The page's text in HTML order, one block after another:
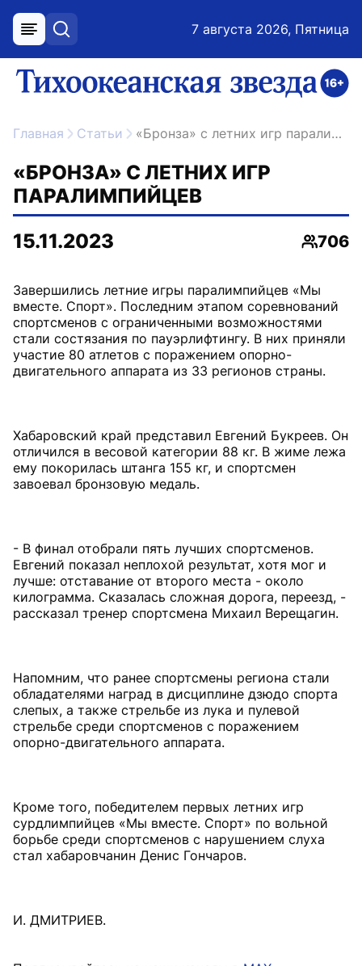
меню поиск 7 августа 2026, Пятница
ссылка на главную
Главная Статьи «Бронза» с летних игр паралимпийцев
«БРОНЗА» С ЛЕТНИХ ИГР
ПАРАЛИМПИЙЦЕВ
15.11.2023
706
Завершились летние игры паралимпийцев «Мы
вместе. Спорт». Последним этапом соревнований
спортсменов с ограниченными возможностями
стали состязания по пауэрлифтингу. В них приняли
участие 80 атлетов с поражением опорно-
двигательного аппарата из 33 регионов страны.
Хабаровский край представил Евгений Букреев. Он
отличился в весовой категории 88 кг. В жиме лежа
ему покорилась штанга 155 кг, и спортсмен
завоевал бронзовую медаль.
- В финал отобрали пять лучших спортсменов.
Евгений показал неплохой результат, хотя мог и
лучше: отставание от второго места - около
килограмма. Сказалась сложная дорога, переезд, -
рассказал тренер спортсмена Михаил Верещагин.
Напомним, что ранее спортсмены региона стали
обладателями наград в дисциплине дзюдо спорта
слепых, а также стрельбе из лука и пулевой
стрельбе среди спортсменов с поражением
опорно-двигательного аппарата.
Кроме того, победителем первых летних игр
сурдлимпийцев «Мы вместе. Спорт» по вольной
борьбе среди спортсменов с нарушением слуха
стал хабаровчанин Денис Гончаров.
И. ДМИТРИЕВ.